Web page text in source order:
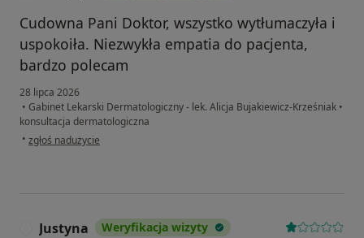
Cudowna Pani Doktor, wszystko wytłumaczyła i
uspokoiła. Niezwykła empatia do pacjenta,
bardzo polecam
28 lipca 2026
• Gabinet Lekarski Dermatologiczny - lek. Alicja Bujakiewicz-Krześniak •
konsultacja dermatologiczna
• w opinii użytkownika Patrycja
zgłoś nadużycie
Justyna Weryfikacja wizyty